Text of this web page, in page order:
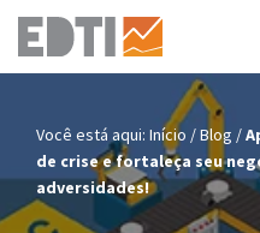
Pular
conteúdo
Você está aqui: Início /Blog /
de crise e fortaleça seu
adversidades!